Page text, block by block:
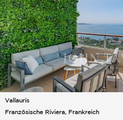
Vallauris
Französische Riviera, Frankreich